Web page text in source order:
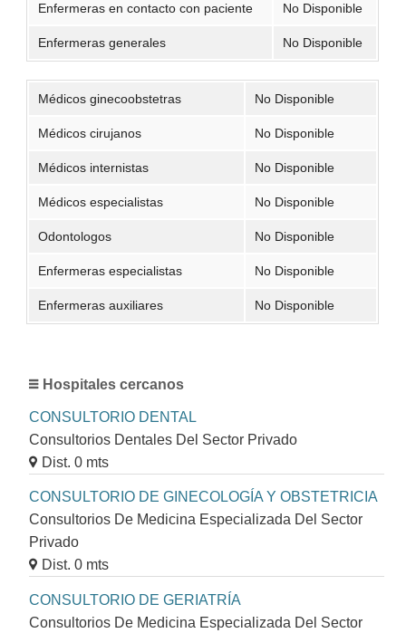
Enfermeras en contacto con paciente No Disponible
Enfermeras generales No Disponible
Médicos ginecoobstetras No Disponible
Médicos cirujanos No Disponible
Médicos internistas No Disponible
Médicos especialistas No Disponible
Odontologos No Disponible
Enfermeras especialistas No Disponible
Enfermeras auxiliares No Disponible
Hospitales cercanos
CONSULTORIO DENTAL
Consultorios Dentales Del Sector Privado
Dist. 0 mts
CONSULTORIO DE GINECOLOGÍA Y OBSTETRICIA
Consultorios De Medicina Especializada Del Sector
Privado
Dist. 0 mts
CONSULTORIO DE GERIATRÍA
Consultorios De Medicina Especializada Del Sector